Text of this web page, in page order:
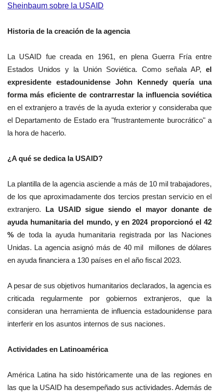
Sheinbaum sobre la USAID
Historia de la creación de la agencia
La USAID fue creada en 1961, en plena Guerra Fría entre
Estados Unidos y la Unión Soviética. Como señala AP, el
expresidente estadounidense John Kennedy quería una
forma más eficiente de contrarrestar la influencia soviética
en el extranjero a través de la ayuda exterior y consideraba que
el Departamento de Estado era "frustrantemente burocrático" a
la hora de hacerlo.
¿A qué se dedica la USAID?
La plantilla de la agencia asciende a más de 10 mil trabajadores,
de los que aproximadamente dos tercios prestan servicio en el
extranjero. La USAID sigue siendo el mayor donante de
ayuda humanitaria del mundo, y en 2024 proporcionó el 42
% de toda la ayuda humanitaria registrada por las Naciones
Unidas. La agencia asignó más de 40 mil millones de dólares
en ayuda financiera a 130 países en el año fiscal 2023.
A pesar de sus objetivos humanitarios declarados, la agencia es
criticada regularmente por gobiernos extranjeros, que la
consideran una herramienta de influencia estadounidense para
interferir en los asuntos internos de sus naciones.
Actividades en Latinoamérica
América Latina ha sido históricamente una de las regiones en
las que la USAID ha desempeñado sus actividades. Además de